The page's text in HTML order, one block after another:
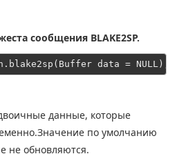
сообщения BLAKE2SP.
данные, которые
по умолчанию
не обновляются.